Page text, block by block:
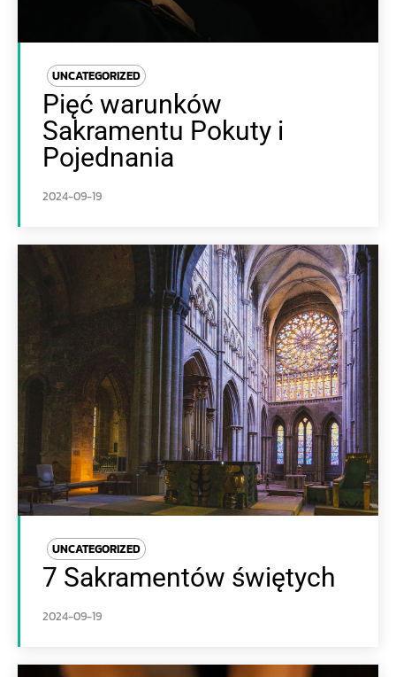
UNCATEGORIZED
Pięć warunków
Sakramentu Pokuty i
Pojednania
2024-09-19
UNCATEGORIZED
7 Sakramentów świętych
2024-09-19